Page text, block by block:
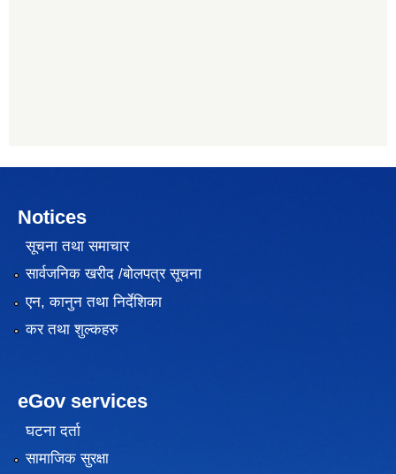
Notices
सूचना तथा समाचार
सार्वजनिक खरीद /बोलपत्र सूचना
एन, कानुन तथा निर्देशिका
कर तथा शुल्कहरु
eGov services
घटना दर्ता
सामाजिक सुरक्षा